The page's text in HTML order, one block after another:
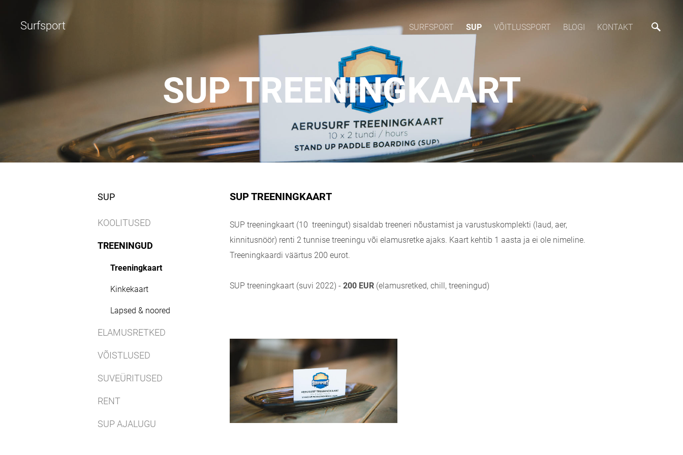
Surfsport SURFSPORT SUP VÕITLUSSPORT BLOGI KONTAKT
SUP TREENINGKAART
SUP
KOOLITUSED
TREENINGUD
Treeningkaart
Kinkekaart
Lapsed & noored
ELAMUSRETKED
VÕISTLUSED
SUVEÜRITUSED
RENT
SUP AJALUGU
SUP TREENINGKAART
SUP treeningkaart (10 treeningut) sisaldab treeneri nõustamist ja varustuskomplekti (laud, aer,
kinnitusnöör) renti 2 tunnise treeningu või elamusretke ajaks. Kaart kehtib 1 aasta ja ei ole nimeline.
Treeningkaardi väärtus 200 eurot.
SUP treeningkaart (suvi 2022) - 200 EUR (elamusretked, chill, treeningud)